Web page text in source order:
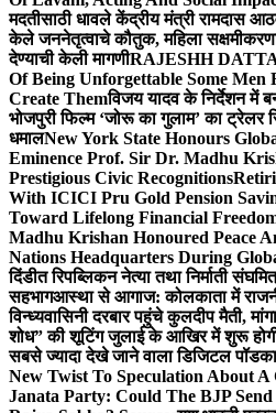
मदतीसाठी धावले केंद्रीय मंत्री रामदास
केले जननेतृत्वाचे कौतुक, महिला
देण्याची केली मागणीRAJESHH
Of Being Unforgettable Some Men
Create Themविजय यादव के निर्देशन में
भोजपुरी फिल्म ‘जोरू का गुलाम’ का ट्रेलर
धमालNew York State Honours
Eminence Prof. Sir Dr. Madhu
Prestigious Civic Recognitions
With ICICI Pru Gold Pension
Toward Lifelong Financial
Madhu Krishan Honoured Peace
Nations Headquarters During
दिंडीत रिपब्लिकन नेत्या तथा निर्माती
सहभागआस्था से आगाज: कोलकाता में
विन्ध्यवासिनी दरबार पहुंचे कुलदीप मैती,
शोध” की शूटिंग जुलाई के आखिर में शुरू
सबसे ज्यादा देखे जाने वाला डिजिटल
New Twist To Speculation About
Janata Party: Could The BJP